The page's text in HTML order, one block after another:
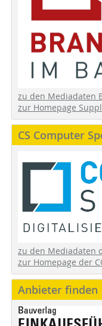
zu den Mediadaten
zur Homepage
CS Computer
zu den Mediadaten
zur Homepage der
Anbieter finden